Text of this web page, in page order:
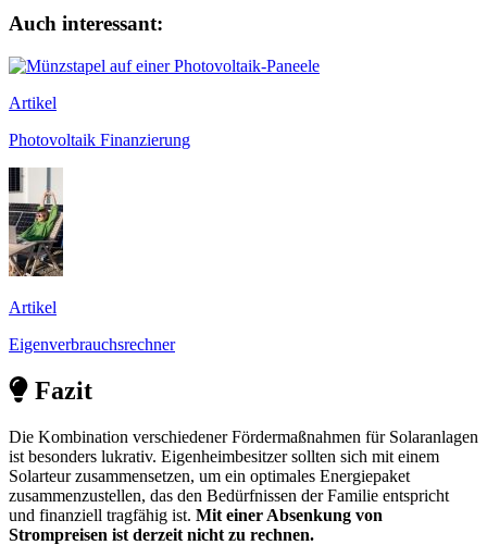
Auch interessant:
Artikel
Photovoltaik Finanzierung
Artikel
Eigenverbrauchsrechner
Fazit
Die Kombination verschiedener Fördermaßnahmen für Solaranlagen
ist besonders lukrativ. Eigenheimbesitzer sollten sich mit einem
Solarteur zusammensetzen, um ein optimales Energiepaket
zusammenzustellen, das den Bedürfnissen der Familie entspricht
und finanziell tragfähig ist. Mit einer Absenkung von
Strompreisen ist derzeit nicht zu rechnen.